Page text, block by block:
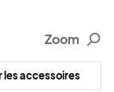
Zoom
les accessoires